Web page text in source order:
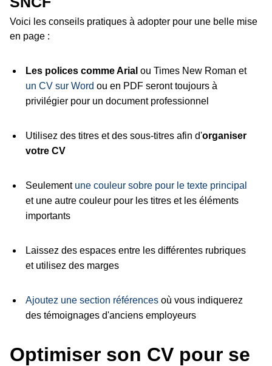
Voici les conseils pratiques à adopter pour une belle mise
en page :
Les polices comme Arial ou Times New Roman et
un CV sur Word ou en PDF seront toujours à
privilégier pour un document professionnel
Utilisez des titres et des sous-titres afin d'organiser
votre CV
Seulement une couleur sobre pour le texte principal
et une autre couleur pour les titres et les éléments
importants
Laissez des espaces entre les différentes rubriques
et utilisez des marges
Ajoutez une section référencesoù vous indiquerez
des témoignages d'anciens employeurs
Optimiser son CV pour se